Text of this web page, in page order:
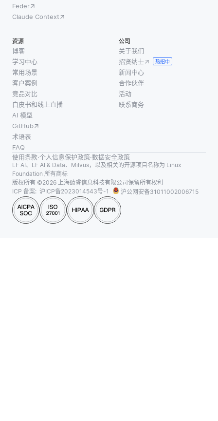
Feder
Claude Context
资源
博客
学习中心
常用场景
客户案例
竞品对比
白皮书和线上直播
AI 模型
GitHub
术语表
FAQ
公司
关于我们
招贤纳士
热招中
新闻中心
合作伙伴
活动
联系商务
使用条款·个人信息保护政策·数据安全政策
LF AI、LF AI & Data、Milvus，以及相关的开源项目名称为 Linux
Foundation 所有商标
版权所有 ©2026 上海赜睿信息科技有限公司保留所有权利
ICP 备案: 沪ICP备2023014543号-1 沪公网安备31011002006715